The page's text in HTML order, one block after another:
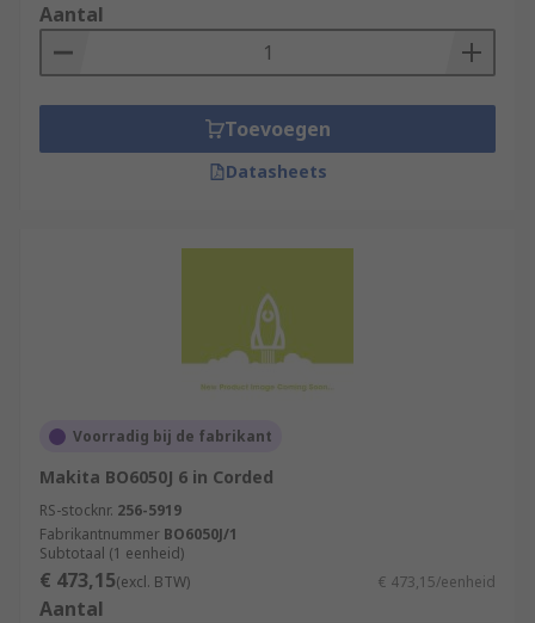
Aantal
Toevoegen
Datasheets
Voorradig bij de fabrikant
Makita BO6050J 6 in Corded
RS-stocknr. 256-5919
Fabrikantnummer BO6050J/1
Subtotaal (1 eenheid)
€ 473,15(excl. BTW) € 473,15/eenheid
Aantal